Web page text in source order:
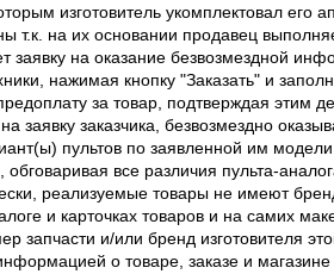
изготовитель укомплектовал его
т.к. на их основании продавец
заявку на оказание безвозмездной
нажимая кнопку "Заказать" и
за товар, подтверждая этим
заявку заказчика, безвозмездно
пультов по заявленной им
обговаривая все различия пульта-
реализуемые товары не имеют
и карточках товаров и на самих
запчасти и/или бренд изготовителя
о товаре, заказе и